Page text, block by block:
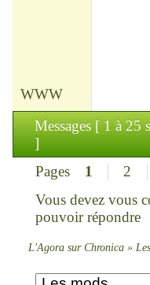
WWW
Messages [ 1 à 25
]
Pages
1 2
Vous devez vous
pouvoir répondre
L'Agora sur Chronica »